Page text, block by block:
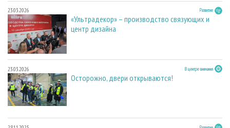
23.03.2026 Развитие
«Ультрадекор» – производство связующих и
центр дизайна
23.03.2026 В центре внимания
Осторожно, двери открываются!